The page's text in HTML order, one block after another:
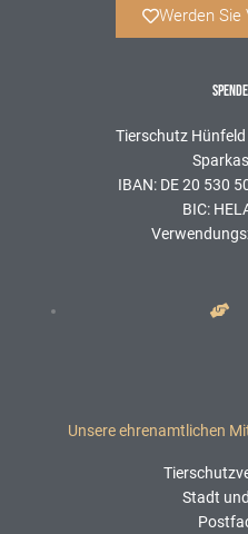
Werden Sie
Tierschutz
IBAN: DE 20 530
BIC:
Unsere ehrenamtlichen
Stadt